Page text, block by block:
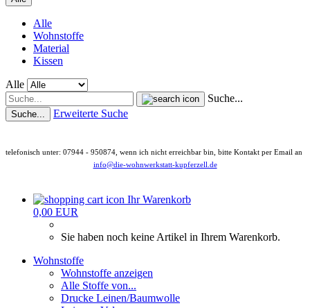
Alle
Wohnstoffe
Material
Kissen
Alle
Suche...
Suche... Erweiterte Suche
telefonisch unter: 07944 - 950874, wenn ich nicht erreichbar bin, bitte Kontakt per Email an
info@die-wohnwerkstatt-kupferzell.de
Ihr Warenkorb
0,00 EUR
Sie haben noch keine Artikel in Ihrem Warenkorb.
Wohnstoffe
Wohnstoffe anzeigen
Alle Stoffe von...
Drucke Leinen/Baumwolle